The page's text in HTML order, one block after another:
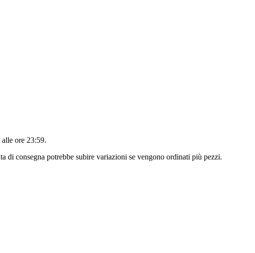
ore 23:59.
di consegna potrebbe subire variazioni se vengono ordinati più pezzi.